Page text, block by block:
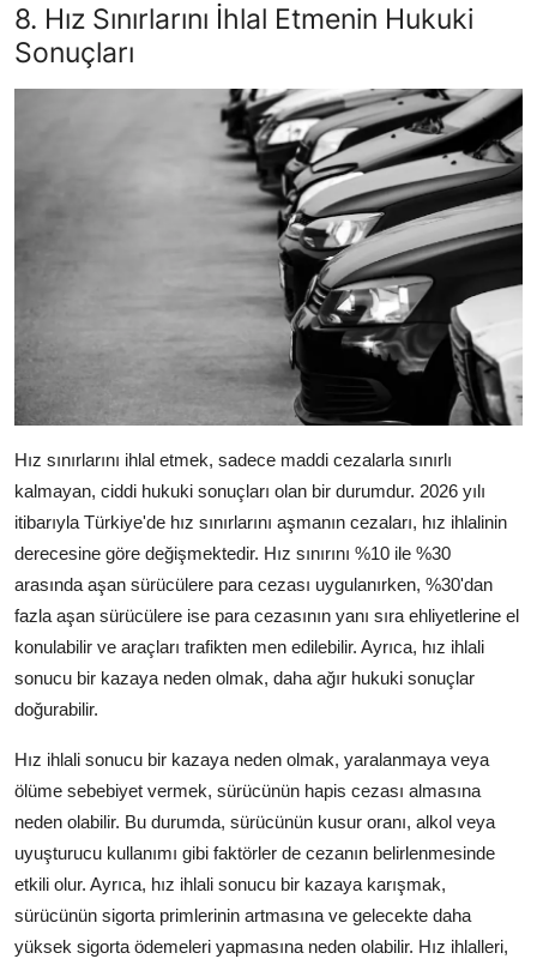
8. Hız Sınırlarını İhlal Etmenin Hukuki
Sonuçları
Hız sınırlarını ihlal etmek, sadece maddi cezalarla sınırlı
kalmayan, ciddi hukuki sonuçları olan bir durumdur. 2026 yılı
itibarıyla Türkiye'de hız sınırlarını aşmanın cezaları, hız ihlalinin
derecesine göre değişmektedir. Hız sınırını %10 ile %30
arasında aşan sürücülere para cezası uygulanırken, %30'dan
fazla aşan sürücülere ise para cezasının yanı sıra ehliyetlerine el
konulabilir ve araçları trafikten men edilebilir. Ayrıca, hız ihlali
sonucu bir kazaya neden olmak, daha ağır hukuki sonuçlar
doğurabilir.
Hız ihlali sonucu bir kazaya neden olmak, yaralanmaya veya
ölüme sebebiyet vermek, sürücünün hapis cezası almasına
neden olabilir. Bu durumda, sürücünün kusur oranı, alkol veya
uyuşturucu kullanımı gibi faktörler de cezanın belirlenmesinde
etkili olur. Ayrıca, hız ihlali sonucu bir kazaya karışmak,
sürücünün sigorta primlerinin artmasına ve gelecekte daha
yüksek sigorta ödemeleri yapmasına neden olabilir. Hız ihlalleri,